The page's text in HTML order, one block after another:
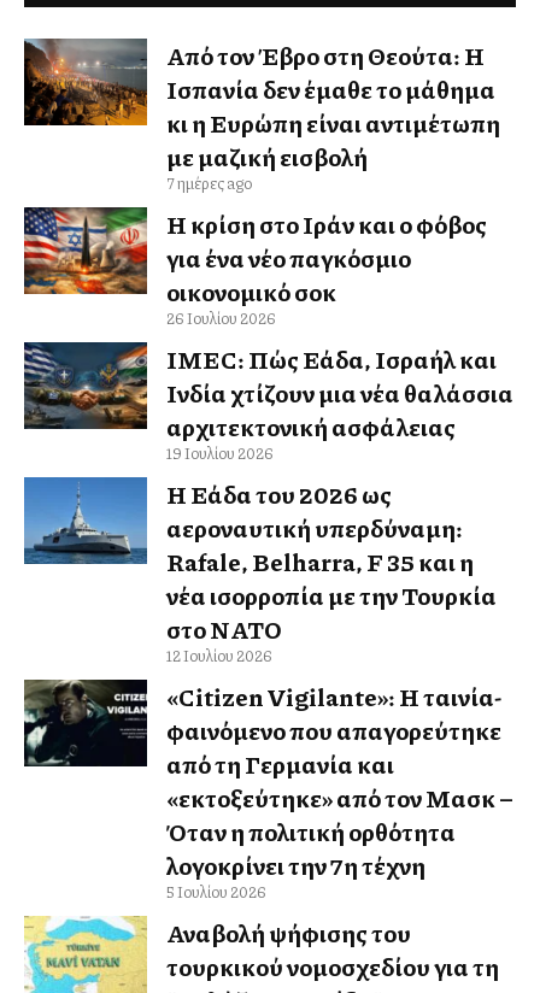
Από τον Έβρο στη Θεούτα: Η
Ισπανία δεν έμαθε το μάθημα
κι η Ευρώπη είναι αντιμέτωπη
με μαζική εισβολή
7 ημέρες ago
Η κρίση στο Ιράν και ο φόβος
για ένα νέο παγκόσμιο
οικονομικό σοκ
26 Ιουλίου 2026
IMEC: Πώς Ελλάδα, Ισραήλ και
Ινδία χτίζουν μια νέα θαλάσσια
αρχιτεκτονική ασφάλειας
19 Ιουλίου 2026
Η Ελλάδα του 2026 ως
αεροναυτική υπερδύναμη:
Rafale, Belharra, F 35 και η
νέα ισορροπία με την Τουρκία
στο ΝΑΤΟ
12 Ιουλίου 2026
«Citizen Vigilante»: Η ταινία-
φαινόμενο που απαγορεύτηκε
από τη Γερμανία και
«εκτοξεύτηκε» από τον Μασκ –
Όταν η πολιτική ορθότητα
λογοκρίνει την 7η τέχνη
5 Ιουλίου 2026
Αναβολή ψήφισης του
τουρκικού νομοσχεδίου για τη